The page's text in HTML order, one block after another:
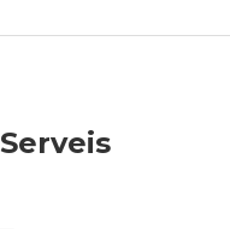
Serveis